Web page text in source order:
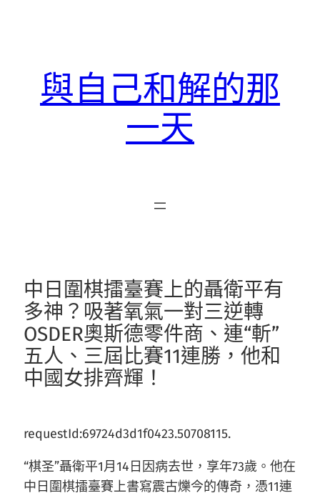
與自己和解的那
一天
中日圍棋擂臺賽上的聶衛平有
多神？吸著氧氣一對三逆轉
OSDER奧斯德零件商、連“斬”
五人、三屆比賽11連勝，他和
中國女排齊輝！
requestId:69724d3d1f0423.50708115.
“棋圣”聶衛平1月14日因病去世，享年73歲。他在
中日圍棋擂臺賽上書寫震古爍今的傳奇，憑11連